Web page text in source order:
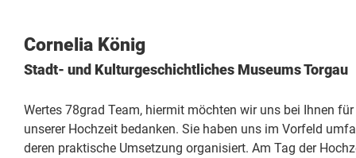
Cornelia König
Stadt- und Kulturgeschichtliches Museums Torgau
Wertes 78grad Team, hiermit möchten wir uns bei Ihnen
unserer Hochzeit bedanken. Sie haben uns im Vorfeld
deren praktische Umsetzung organisiert. Am Tag der